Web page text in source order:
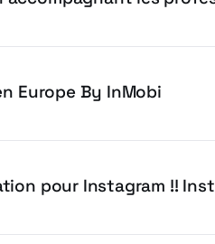
Europe By InMobi
pour Instagram !!